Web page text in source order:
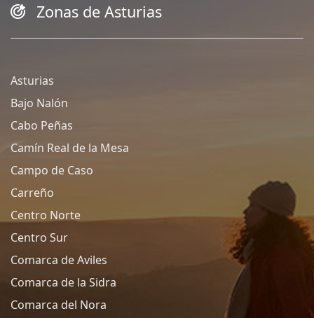
Zonas de Asturias
Asturias
Bajo Nalón
Cabo Peñas
Camín Real de la Mesa
Campo de Caso
Carreño
Centro Norte
Centro Sur
Comarca de Aviles
Comarca de la Sidra
Comarca del Nora